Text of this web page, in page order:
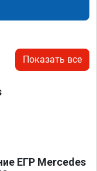
Показать все
ЕГР Mercedes